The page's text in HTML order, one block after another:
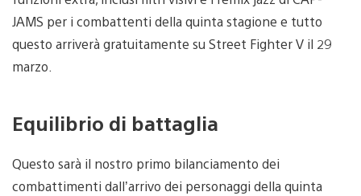
JAMS per i combattenti della quinta stagione e tutto
questo arriverà gratuitamente su Street Fighter V il 29
marzo.
Equilibrio di battaglia
Questo sarà il nostro primo bilanciamento dei
combattimenti dall’arrivo dei personaggi della quinta